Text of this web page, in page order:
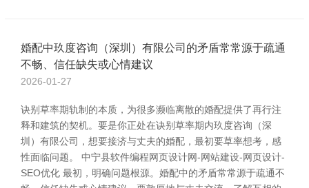
婚配中玖度咨询（深圳）有限公司的矛盾常常源于疏通
不畅、信任缺失或心情建议
2026-01-27
诀别草率期轨制的本质，为很多濒临离散的婚配提供了再行注
释和建筑的契机。要是你正处在诀别草率期内玖度咨询（深
圳）有限公司，想要接济与丈夫的婚配，最初要草率想考，感
性面临问题。 中宁县软件编程网页设计网-网站建设-网页设计-
SEO优化 最初，明确问题根源。婚配中的矛盾常常源于疏通不